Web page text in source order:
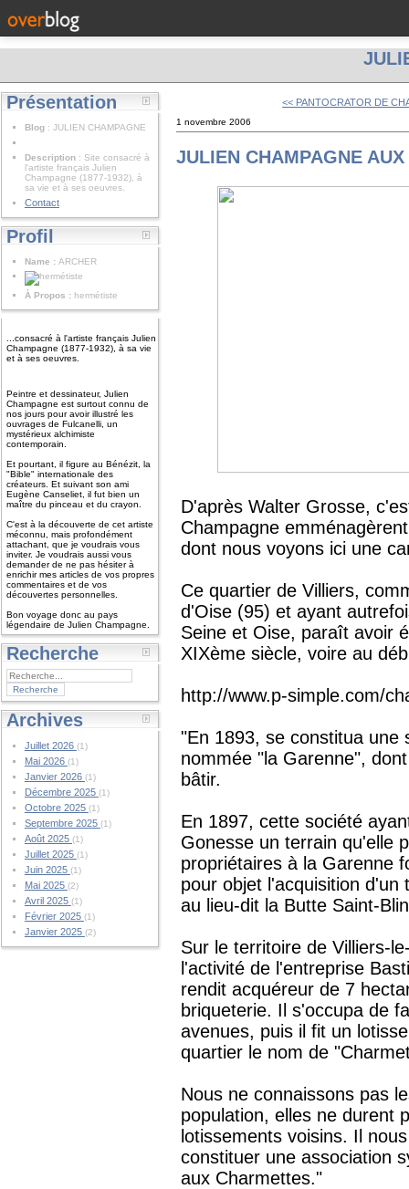
Présentation
Blog : JULIEN CHAMPAGNE
Description : Site consacré à
l'artiste français Julien
Champagne (1877-1932), à
sa vie et à ses oeuvres.
Contact
Profil
Name : ARCHER
À Propos : hermétiste
...consacré à l'artiste français Julien
Champagne (1877-1932), à sa vie
et à ses oeuvres.
Peintre et dessinateur, Julien
Champagne est surtout connu de
nos jours pour avoir illustré les
ouvrages de Fulcanelli, un
mystérieux alchimiste
contemporain.
Et pourtant, il figure au Bénézit, la
"Bible" internationale des
créateurs. Et suivant son ami
Eugène Canseliet, il fut bien un
maître du pinceau et du crayon.
C'est à la découverte de cet artiste
méconnu, mais profondément
attachant, que je voudrais vous
inviter. Je voudrais aussi vous
demander de ne pas hésiter à
enrichir mes articles de vos propres
commentaires et de vos
découvertes personnelles.
Bon voyage donc au pays
légendaire de Julien Champagne.
Recherche
Archives
Juillet 2026 (1)
Mai 2026 (1)
Janvier 2026 (1)
Décembre 2025 (1)
Octobre 2025 (1)
Septembre 2025 (1)
Août 2025 (1)
Juillet 2025 (1)
Juin 2025 (1)
Mai 2025 (2)
Avril 2025 (1)
Février 2025 (1)
Janvier 2025 (2)
<< PANTOCRATOR DE
1 novembre 2006
JULIEN CHAMPAGNE
D'après Walter Grosse,
Champagne
dont nous voyons ici une
Ce quartier de Villiers,
d'Oise (95) et ayant
Seine et Oise, paraît avoir
XIXème siècle, voire au
http://www.p-simple.com/
"En 1893, se constitua une
nommée "la Garenne",
bâtir.
En 1897, cette société
Gonesse un terrain qu'elle
propriétaires à la Garenne
pour objet l'acquisition d'un
au lieu-dit la Butte Saint-
Sur le territoire de Villiers-
l'activité de l'entreprise
rendit acquéreur de 7
briqueterie. Il s'occupa de
avenues, puis il fit un
quartier le nom de
Nous ne connaissons pas
population, elles ne durent
lotissements voisins. Il
constituer une association
aux Charmettes."